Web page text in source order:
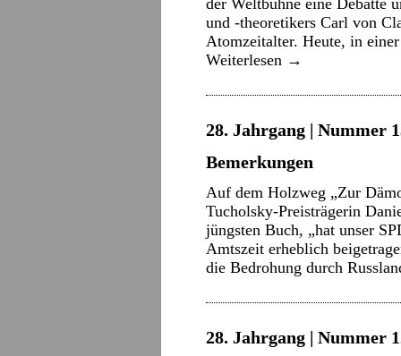
der Weltbühne eine Debatte
und -theoretikers Carl von
Atomzeitalter. Heute, in
Weiterlesen →
28. Jahrgang | Nummer
Bemerkungen
Auf dem Holzweg „Zur
Tucholsky-Preisträgerin
jüngsten Buch, „hat unser
Amtszeit erheblich
die Bedrohung durch
28. Jahrgang | Nummer